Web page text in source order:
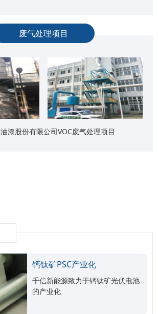
废气处理项目
漆股份有限公司VOC废气处理项目
钙钛矿PSC产业化
千信新能源致力于钙钛矿光伏电池
的产业化